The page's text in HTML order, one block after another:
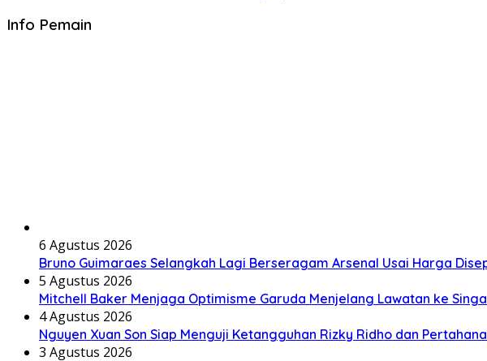
Info Pemain
6 Agustus 2026
Bruno Guimaraes Selangkah Lagi Berseragam Arsenal Usai Harga
5 Agustus 2026
Mitchell Baker Menjaga Optimisme Garuda Menjelang Lawatan ke
4 Agustus 2026
Nguyen Xuan Son Siap Menguji Ketangguhan Rizky Ridho dan
3 Agustus 2026